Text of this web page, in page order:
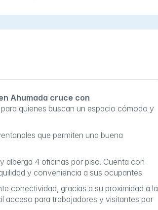
Ahumada cruce con
quienes buscan un espacio cómodo y
que permiten una buena
alberga 4 oficinas por piso. Cuenta con
y conveniencia a sus ocupantes.
conectividad, gracias a su proximidad a la
acceso para trabajadores y visitantes por